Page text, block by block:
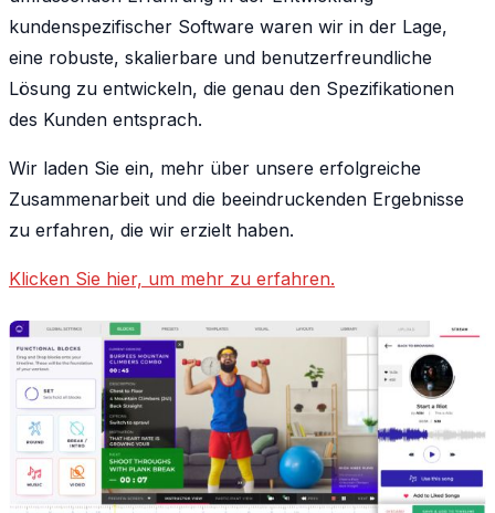
kundenspezifischer Software waren wir in der Lage,
eine robuste, skalierbare und benutzerfreundliche
Lösung zu entwickeln, die genau den Spezifikationen
des Kunden entsprach.
Wir laden Sie ein, mehr über unsere erfolgreiche
Zusammenarbeit und die beeindruckenden Ergebnisse
zu erfahren, die wir erzielt haben.
Klicken Sie hier, um mehr zu erfahren.